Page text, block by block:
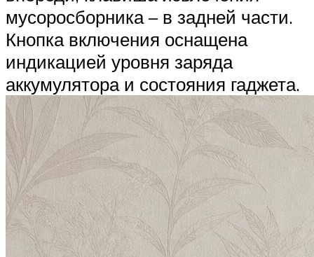
мусоросборника – в задней части.
Кнопка включения оснащена
индикацией уровня заряда
аккумулятора и состояния гаджета.